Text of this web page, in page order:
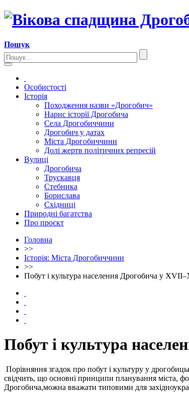
Пошук
Особистості
Історія
Походження назви «Дрогобич»
Нарис історії Дрогобича
Села Дрогобиччини
Дрогобич у датах
Міста Дрогобиччини
Долі жертв політичних репресій
Вулиці
Дрогобича
Трускавця
Стебника
Борислава
Східниці
Природні багатства
Про проєкт
Головна
>>
Історія: Міста Дрогобиччини
>>
Побут і культура населення Дрогобича у
Побут і культура
Порівняння згадок про побут і культуру у
свідчить, що основні принципи планування міста,
Дрогобича,можна вважати типовими для